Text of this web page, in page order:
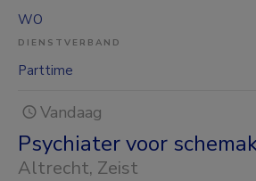
WO
DIENSTVERBAND
Parttime
Vandaag
Psychiater voor
Altrecht, Zeist